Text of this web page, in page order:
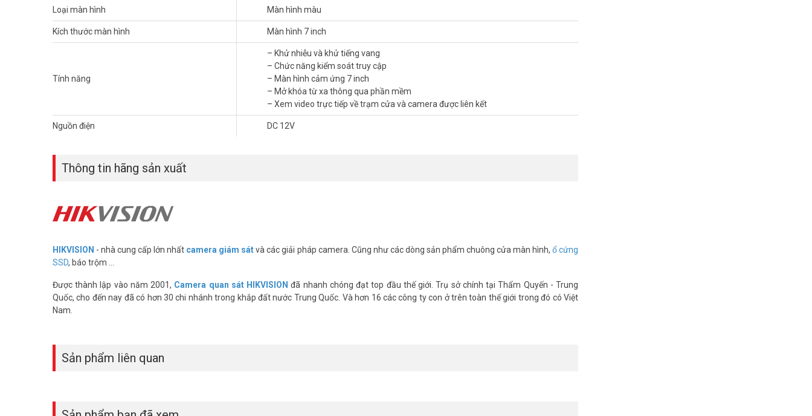
Ngoài ra, trong bộ sản phẩm còn có
đến 32GB và lên đến 8 đầu vào cảnh báo bên ngoài (từ PIR hoặc tương tự).
– Camera chuông cửa DS-KV6113-WPE1(B) x1;
– Màn hình chuông cửa DS-KH6320-WTE1 x1;
– Nguồn có sẵn trong bộ KIS.
Loại màn hình Màn hình màu
Kích thước màn hình Màn hình 7 inch
Tính năng
– Khử nhiễu và khử tiếng vang
– Chức năng kiểm soát truy cập
– Màn hình cảm ứng 7 inch
– Mở khóa từ xa thông qua phần mềm
– Xem video trực tiếp về trạm cửa và camera được liên kết
Nguồn điện DC 12V
Thông tin hãng sản xuất
HIKVISION - nhà cung cấp lớn nhất camera giám sátvà các giải pháp camera. Cũng như các dòng sản phẩm chuông cửa màn hình, ổ cứng
SSD, báo trộm ...
Được thành lập vào năm 2001, Camera quan sát HIKVISION đã nhanh chóng đạt top đầu thế giới. Trụ sở chính tại Thẩm Quyến - Trung
Quốc, cho đến nay đã có hơn 30 chi nhánh trong khắp đất nước Trung Quốc. Và hơn 16 các công ty con ở trên toàn thế giới trong đó có Việt
Nam.
Sản phẩm liên quan